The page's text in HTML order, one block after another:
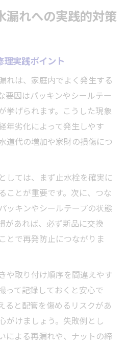
漏れへの実践的対策
理実践ポイント
れは、家庭内でよく発生する
要因はパッキンやシールテー
挙げられます。こうした現象
年劣化によって発生しやす
道代の増加や家財の損傷につ
しては、まず止水栓を確実に
ことが重要です。次に、つな
ッキンやシールテープの状態
があれば、必ず新品に交換
とで再発防止につながりま
や取り付け順序を間違えやす
って記録しておくと安心で
ると配管を傷めるリスクがあ
がけましょう。失敗例とし
による再漏れや、ナットの締